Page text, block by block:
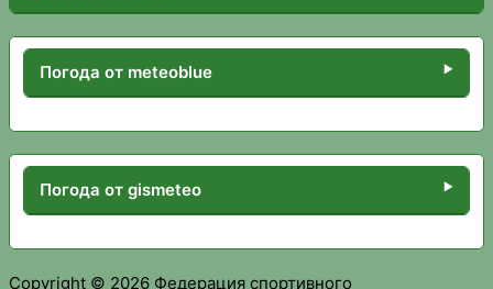
Погода от meteoblue
Погода от gismeteo
Copyright © 2026 Федерация спортивного